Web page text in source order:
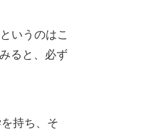
いうのはこ
ると、必ず
持ち、そ